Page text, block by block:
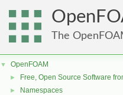
The
▼ OpenFOAM
► Free, Open Source Software
► Namespaces